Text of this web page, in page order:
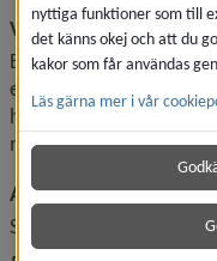
Vem kan få bidrag?
Bidrag ges till enskild
eller äger den med
hyres- eller
medgivande.
Ansökan
Skriv ut och fyll i
nyttiga funktioner som till
det känns okej och att du
kakor som får användas
Läs gärna mer i vår